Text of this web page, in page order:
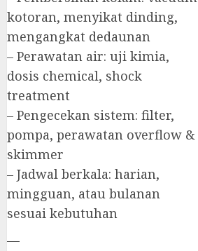
kotoran, menyikat dinding,
mengangkat dedaunan
– Perawatan air: uji kimia,
dosis chemical, shock
treatment
– Pengecekan sistem: filter,
pompa, perawatan overflow &
skimmer
– Jadwal berkala: harian,
mingguan, atau bulanan
sesuai kebutuhan
—